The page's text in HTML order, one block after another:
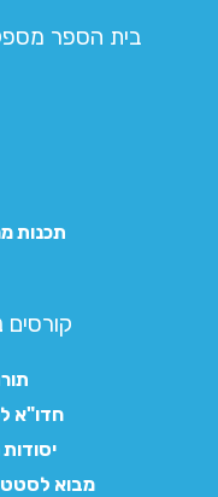
בית הספר
תכנות
תורת
חדו"א
יסודות
מבוא